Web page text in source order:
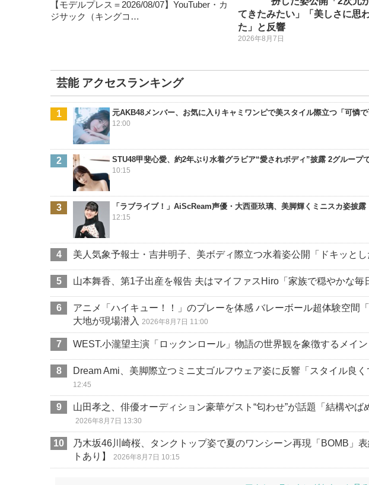
【モデルプレス＝2026/08/07】YouTuber・カ
ジサック（キングコ…
てきたみたい」「美しさに思
た」と反響
2026年8月7日
芸能 アクセスランキング
元AKB48メンバー、お気に入りキャミワンピで美スタイル際立つ「可憐
12:00
STU48甲斐心愛、約2年ぶり水着グラビア“愛されボディ”披露 2グループ
10:15
「ラブライブ！」AiScReam声優・大西亜玖璃、美脚輝くミニスカ姿披
12:15
美人気象予報士・吉井明子、美ボディ際立つ水着姿公開「ドキッと
山本舞香、第1子出産を報告 夫はマイファスHiro「家族で穏やかな毎
アニメ「ハイキュー！！」のプレーを体感 バレーボール超体験空間
大地が現場潜入 2026年8月7日 11:00
WEST.小瀧望主演「ロックンロール」物語の世界観を象徴するメイ
Dream Ami、美脚際立つミニ丈ゴルフウェア姿に反響「スタイル良く
12:45
山田孝之、俳優オーディション豪華ゲスト“匂わせ”が話題「結構や
2026年8月7日 13:30
乃木坂46川崎桜、タンクトップ姿で夏のワンシーン再現「BOMB」
トあり】
2026年8月7日 10:15